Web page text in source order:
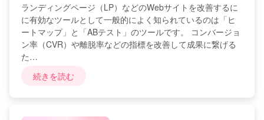
ランディングページ（LP）などのWebサイトを改善するに
に有効なツールとして一般的によく知られているのは「ヒ
ートマップ」と「ABテスト」のツールです。 コンバージョ
ン率（CVR）や離脱率などの指標を改善して成果に繋げる
た…
続きを読む